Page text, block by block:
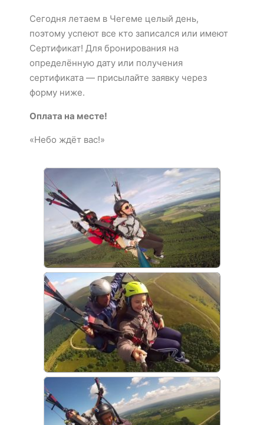
Сегодня летаем в Чегеме целый день,
поэтому успеют все кто записался или имеют
Сертификат! Для бронирования на
определённую дату или получения
сертификата — присылайте заявку через
форму ниже.
Оплата на месте!
«Небо ждёт вас!»